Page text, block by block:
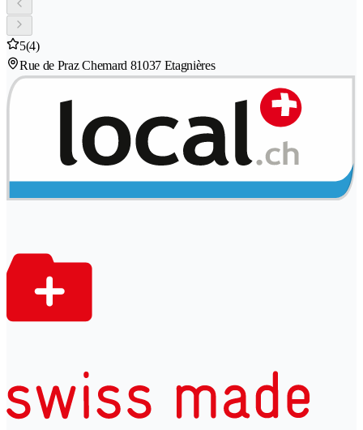
5(4)
Rue de Praz Chemard 81037 Etagnières